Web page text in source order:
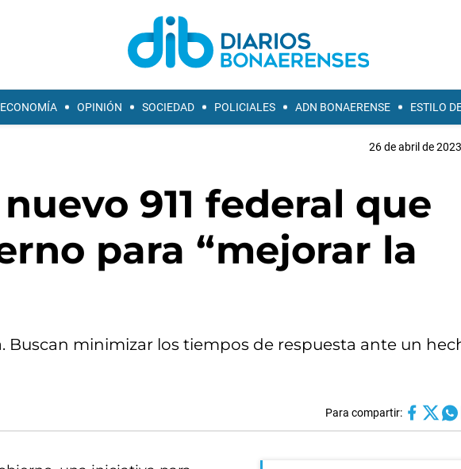
ECONOMÍA OPINIÓN SOCIEDAD POLICIALES ADN BONAERENSE ESTILO
26 de abril de
911 federal que
para “mejorar la
Buscan minimizar los tiempos de respuesta ante un
Para compartir: